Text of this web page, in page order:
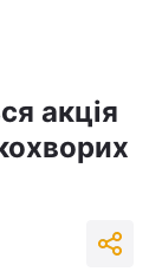
акція